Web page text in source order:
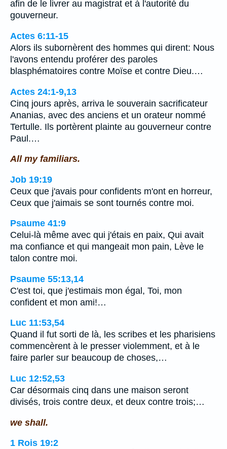
afin de le livrer au magistrat et à l'autorité du
gouverneur.
Actes 6:11-15
Alors ils subornèrent des hommes qui dirent: Nous
l'avons entendu proférer des paroles
blasphématoires contre Moïse et contre Dieu.…
Actes 24:1-9,13
Cinq jours après, arriva le souverain sacrificateur
Ananias, avec des anciens et un orateur nommé
Tertulle. Ils portèrent plainte au gouverneur contre
Paul.…
All my familiars.
Job 19:19
Ceux que j'avais pour confidents m'ont en horreur,
Ceux que j'aimais se sont tournés contre moi.
Psaume 41:9
Celui-là même avec qui j'étais en paix, Qui avait
ma confiance et qui mangeait mon pain, Lève le
talon contre moi.
Psaume 55:13,14
C'est toi, que j'estimais mon égal, Toi, mon
confident et mon ami!…
Luc 11:53,54
Quand il fut sorti de là, les scribes et les pharisiens
commencèrent à le presser violemment, et à le
faire parler sur beaucoup de choses,…
Luc 12:52,53
Car désormais cinq dans une maison seront
divisés, trois contre deux, et deux contre trois;…
we shall.
1 Rois 19:2